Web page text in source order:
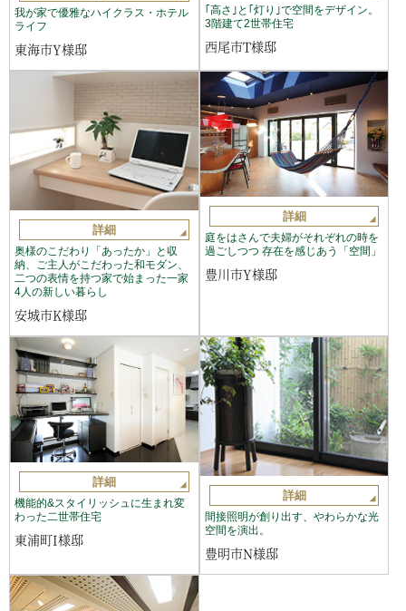
我が家で優雅なハイクラス・ホテル
ライフ
東海市Y様邸
｢高さ｣と｢灯り｣で空間をデザイン。
3階建て2世帯住宅
西尾市T様邸
詳細
奥様のこだわり「あったか」と収
納、ご主人がこだわった和モダン、
二つの表情を持つ家で始まった一家
4人の新しい暮らし
安城市K様邸
詳細
庭をはさんで夫婦がそれぞれの時を
過ごしつつ 存在を感じあう「空間」
豊川市Y様邸
詳細
機能的&スタイリッシュに生まれ変
わった二世帯住宅
東浦町I様邸
詳細
間接照明が創り出す、やわらかな光
空間を演出。
豊明市N様邸